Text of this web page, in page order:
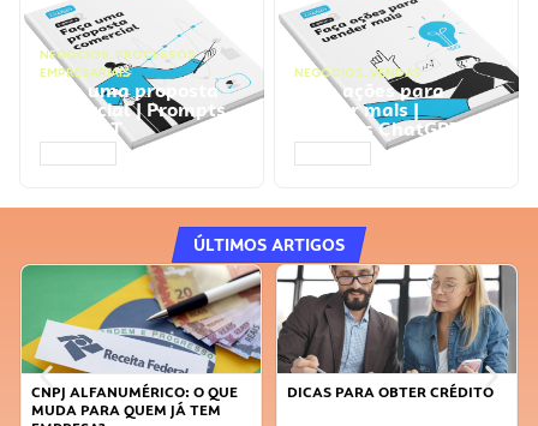
NEGÓCIOS, PROCESSOS
EMPRESARIAIS
Faça uma proposta
comercial | Prompts
ChatGPT
NEGÓCIOS, VENDAS
Faça ações para
vender mais |
Prompts ChatGPT
ÚLTIMOS ARTIGOS
DICAS PARA OBTER CRÉDITO
FAÇA A DIFERENÇA: SEJA